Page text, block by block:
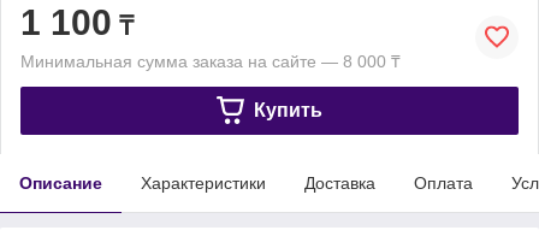
1 100 ₸
Минимальная сумма заказа на сайте — 8 000 ₸
Купить
Описание Характеристики Доставка Оплата